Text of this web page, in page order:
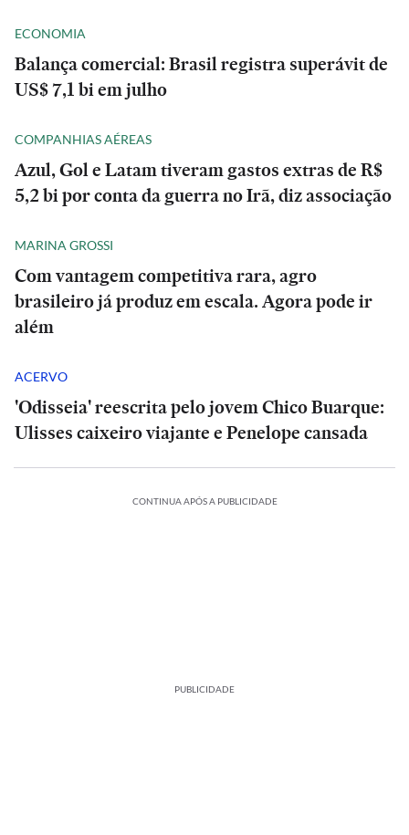
ECONOMIA
Balança comercial: Brasil registra superávit de
US$ 7,1 bi em julho
COMPANHIAS AÉREAS
Azul, Gol e Latam tiveram gastos extras de R$
5,2 bi por conta da guerra no Irã, diz associação
MARINA GROSSI
Com vantagem competitiva rara, agro
brasileiro já produz em escala. Agora pode ir
além
ACERVO
'Odisseia' reescrita pelo jovem Chico Buarque:
Ulisses caixeiro viajante e Penelope cansada
CONTINUA APÓS A PUBLICIDADE
PUBLICIDADE